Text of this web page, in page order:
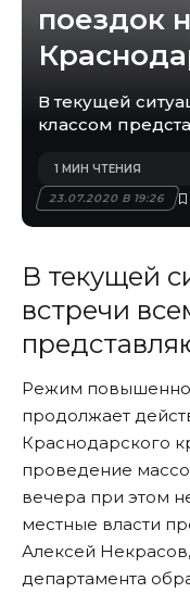
поездок
В текущей
классом
23.07.2020 В 19:26
1 МИН ЧТЕНИЯ
В текущей
встречи
Режим
продолжает
Краснодарского
проведение
вечера при этом
местные власти
Алексей
департамента